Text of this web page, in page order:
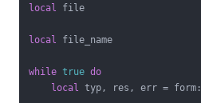
local file
local file_name
while true do
local typ, res, err = form: